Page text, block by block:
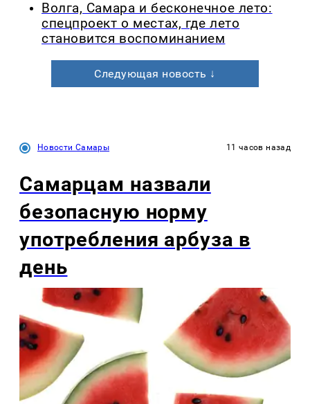
Волга, Самара и бесконечное лето:
спецпроект о местах, где лето
становится воспоминанием
Следующая новость ↓
Новости Самары 11 часов назад
Самарцам назвали
безопасную норму
употребления арбуза в
день